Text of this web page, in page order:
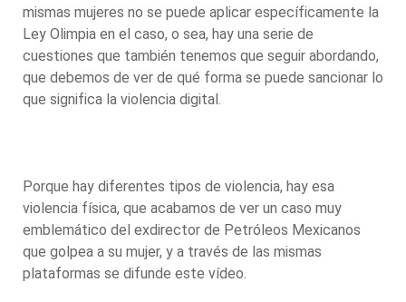
mismas mujeres no se puede aplicar específicamente la
Ley Olimpia en el caso, o sea, hay una serie de
cuestiones que también tenemos que seguir abordando,
que debemos de ver de qué forma se puede sancionar lo
que significa la violencia digital.
Porque hay diferentes tipos de violencia, hay esa
violencia física, que acabamos de ver un caso muy
emblemático del exdirector de Petróleos Mexicanos
que golpea a su mujer, y a través de las mismas
plataformas se difunde este vídeo.